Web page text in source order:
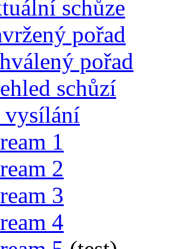
schůze
pořad
pořad
schůzí
vysílání
1
2
3
4